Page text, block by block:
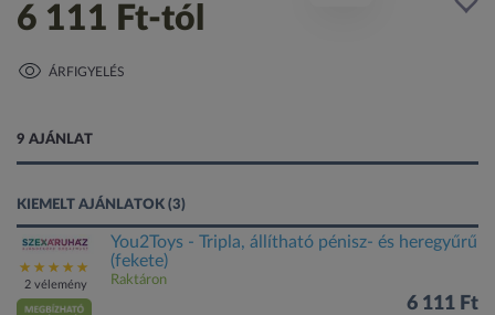
6 111 Ft-tól
ÁRFIGYELÉS
9 AJÁNLAT
KIEMELT AJÁNLATOK (3)
2 vélemény
You2Toys - Tripla, állítható pénisz- és heregyűrű
(fekete)
Raktáron
6 111 Ft